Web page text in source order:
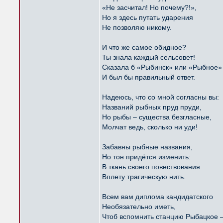
«Не засчитал! Но почему?!»,
Но я здесь путать ударения
Не позволяю никому.
И что же самое обидное?
Ты знала каждый сельсовет!
Сказала б «Рыбинск» или «Рыбное»
И был бы правильный ответ.
Надеюсь, что со мной согласны вы:
Названий рыбных пруд пруди,
Но рыбы – существа безгласные,
Молчат ведь, сколько ни уди!
Забавны рыбные названия,
Но тон придётся изменить:
В ткань своего повествования
Вплету трагическую нить.
Всем вам диплома кандидатского
Необязательно иметь,
Чтоб вспомнить станцию Рыбацкое